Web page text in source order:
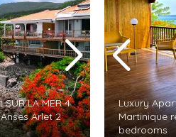
LA MER 4
Arlet 2
Luxury
Martinique
bedrooms